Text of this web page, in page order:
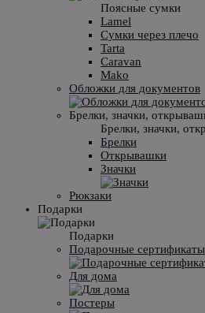
Поясные сумки
Lamel
Сумки через плечо
Tarta
Caravan
Mako
Обложки для документов
Брелки, значки,
Брелки, значки,
Брелки
Открывашки
Значки
Рюкзаки
Подарки
Подарки
Подарочные сертификаты
Для дома
Постеры